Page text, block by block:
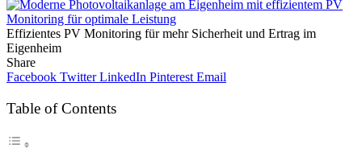
Effizientes PV Monitoring für mehr Sicherheit und Ertrag im
Eigenheim
Share
Facebook Twitter LinkedIn Pinterest Email
Table of Contents